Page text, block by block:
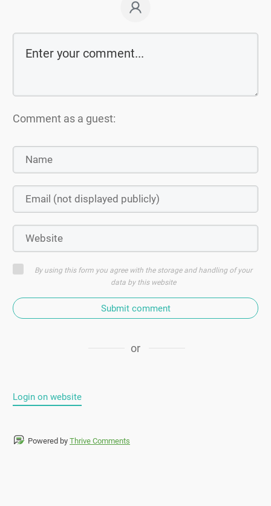
Comment as a guest:
By using this form you agree with the storage and handling of your
data by this website
Submit comment
or
Login on website
Powered by Thrive Comments